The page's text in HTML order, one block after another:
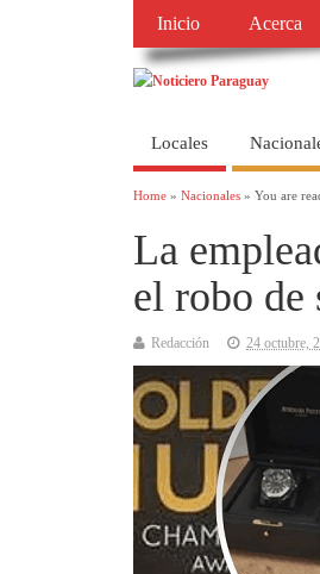
Inicio Acerca
Locales
Home » Nacionales » You are
La
el robo de
Redacción 24 octubre,